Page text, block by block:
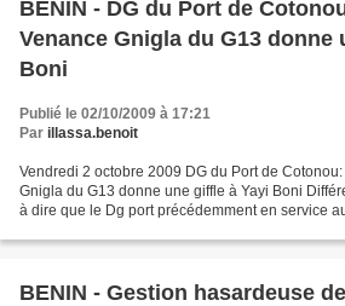
BENIN - DG du Port de
Venance Gnigla du G13 donne
Boni
Publié le 02/10/2009 à 17:21
Par illassa.benoit
Vendredi 2 octobre 2009 DG du Port de
Gnigla du G13 donne une giffle à Yayi Boni
à dire que le Dg port précédemment en service
BENIN - Gestion hasardeuse